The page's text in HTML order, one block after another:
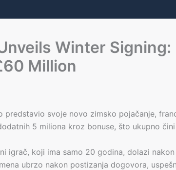
Winter
Million
predstavio svoje novo zimsko pojačanje,
5 miliona kroz bonuse, što ukupno
igrač, koji ima samo 20 godina, dolazi
ubrzo nakon postizanja dogovora,